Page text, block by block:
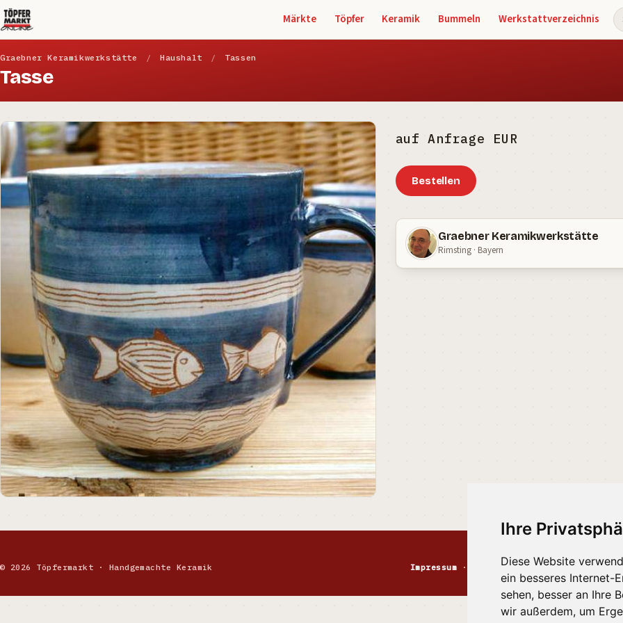
Ihre
Diese Website
ein besseres Internet-
sehen, besser an Ihre
wir außerdem, um
Märkte Töpfer Keramik Bummeln Werkstattverzeichnis
Graebner Keramikwerkstätte / Haushalt / Tassen
Tasse
auf Anfrage EUR
Bestellen
Graebner Keramikwerkstätte
Rimsting · Bayern
© 2026 Töpfermarkt · Handgemachte Keramik Impressum · Kontakt ·Datenschutz·